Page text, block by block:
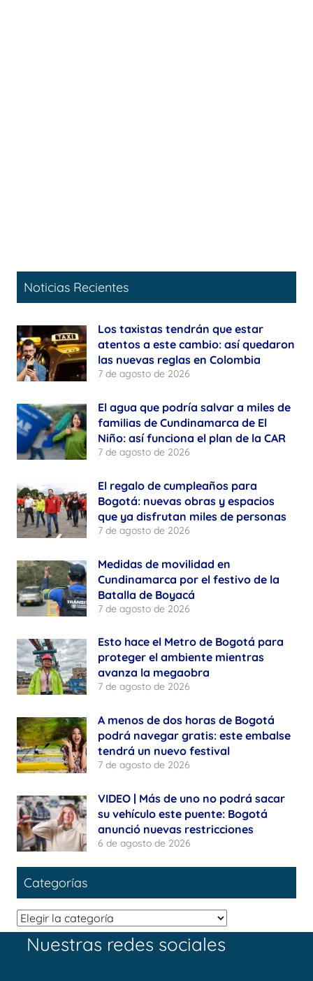
Noticias Recientes
Los taxistas tendrán que estar
atentos a este cambio: así quedaron
las nuevas reglas en Colombia
7 de agosto de 2026
El agua que podría salvar a miles de
familias de Cundinamarca de El
Niño: así funciona el plan de la CAR
7 de agosto de 2026
El regalo de cumpleaños para
Bogotá: nuevas obras y espacios
que ya disfrutan miles de personas
7 de agosto de 2026
Medidas de movilidad en
Cundinamarca por el festivo de la
Batalla de Boyacá
7 de agosto de 2026
Esto hace el Metro de Bogotá para
proteger el ambiente mientras
avanza la megaobra
7 de agosto de 2026
A menos de dos horas de Bogotá
podrá navegar gratis: este embalse
tendrá un nuevo festival
7 de agosto de 2026
VIDEO | Más de uno no podrá sacar
su vehículo este puente: Bogotá
anunció nuevas restricciones
6 de agosto de 2026
Categorías
Categorías
Nuestras redes sociales